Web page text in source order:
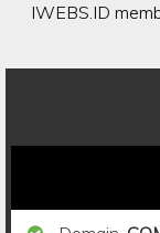
IWEBS.ID